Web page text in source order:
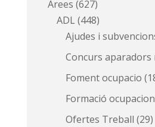
Àrees (627)
ADL (448)
Ajudes i
Concurs aparadors
Foment ocupacio
Formació
Ofertes Treball (29)